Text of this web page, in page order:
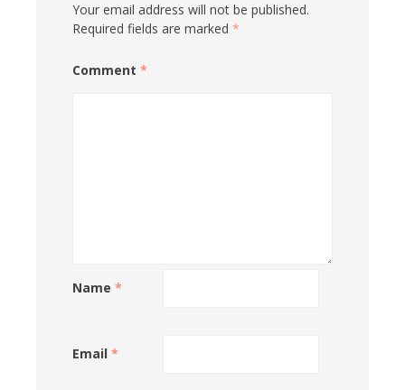
Your email address will not be published.
Required fields are marked *
Comment *
Name *
Email *